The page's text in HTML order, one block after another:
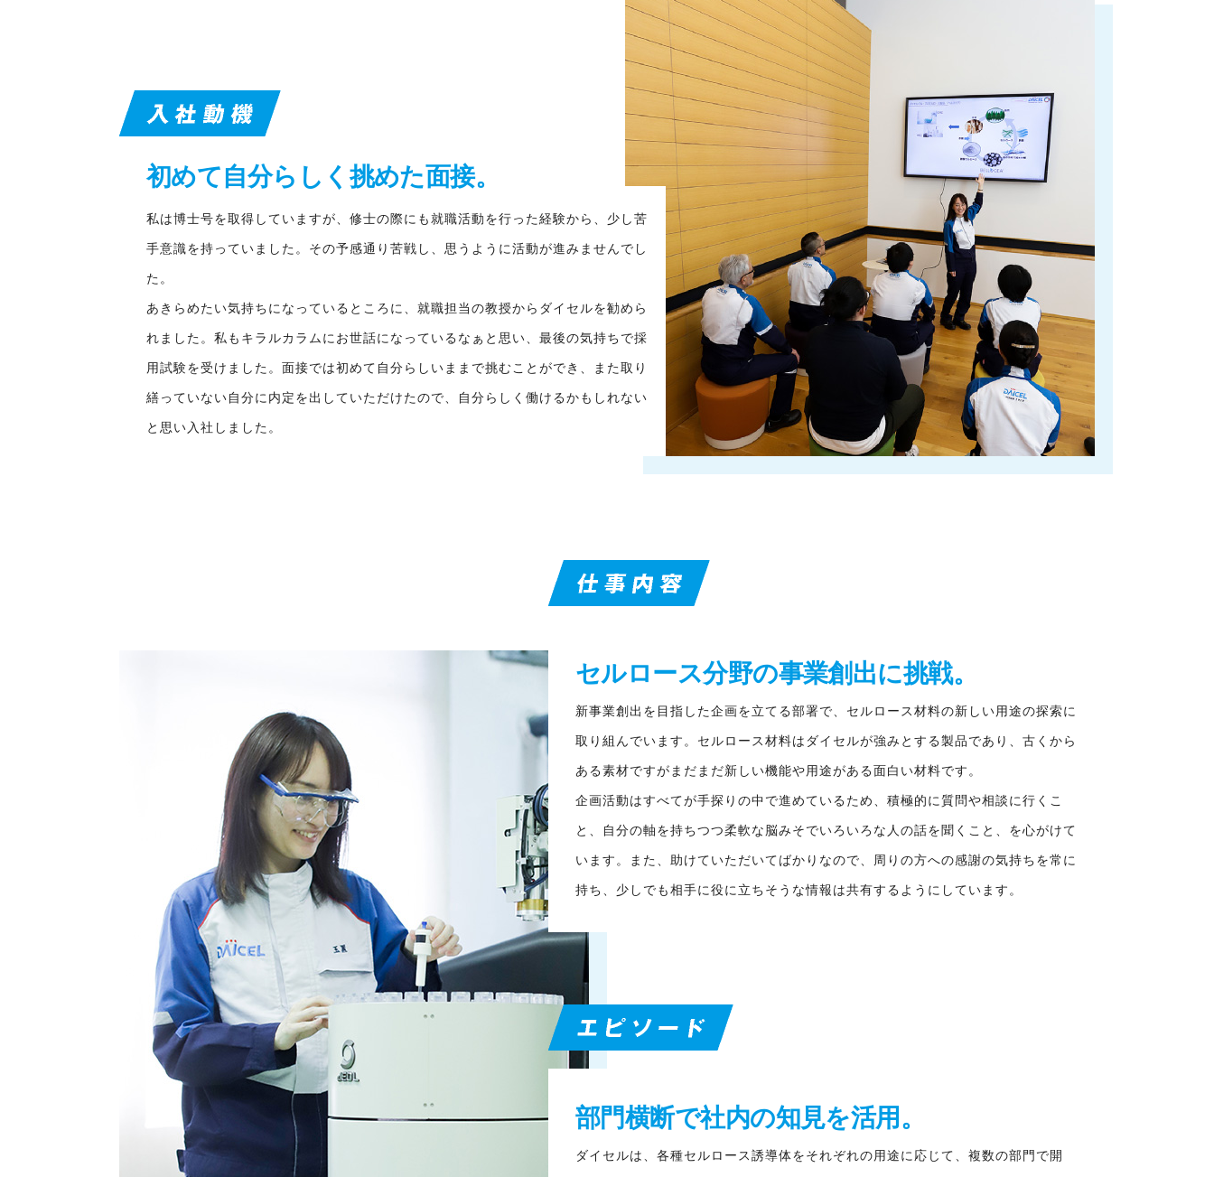
初めて自分らしく挑めた面接。
私は博士号を取得していますが、修士の際にも就職活動を行った経験から、少し苦
手意識を持っていました。その予感通り苦戦し、思うように活動が進みませんでし
た。
あきらめたい気持ちになっているところに、就職担当の教授からダイセルを勧めら
れました。私もキラルカラムにお世話になっているなぁと思い、最後の気持ちで採
用試験を受けました。面接では初めて自分らしいままで挑むことができ、また取り
繕っていない自分に内定を出していただけたので、自分らしく働けるかもしれない
と思い入社しました。
セルロース分野の事業創出に挑戦。
新事業創出を目指した企画を立てる部署で、セルロース材料の新しい用途の探索に
取り組んでいます。セルロース材料はダイセルが強みとする製品であり、古くから
ある素材ですがまだまだ新しい機能や用途がある面白い材料です。
企画活動はすべてが手探りの中で進めているため、積極的に質問や相談に行くこ
と、自分の軸を持ちつつ柔軟な脳みそでいろいろな人の話を聞くこと、を心がけて
います。また、助けていただいてばかりなので、周りの方への感謝の気持ちを常に
持ち、少しでも相手に役に立ちそうな情報は共有するようにしています。
部門横断で社内の知見を活用。
ダイセルは、各種セルロース誘導体をそれぞれの用途に応じて、複数の部門で開